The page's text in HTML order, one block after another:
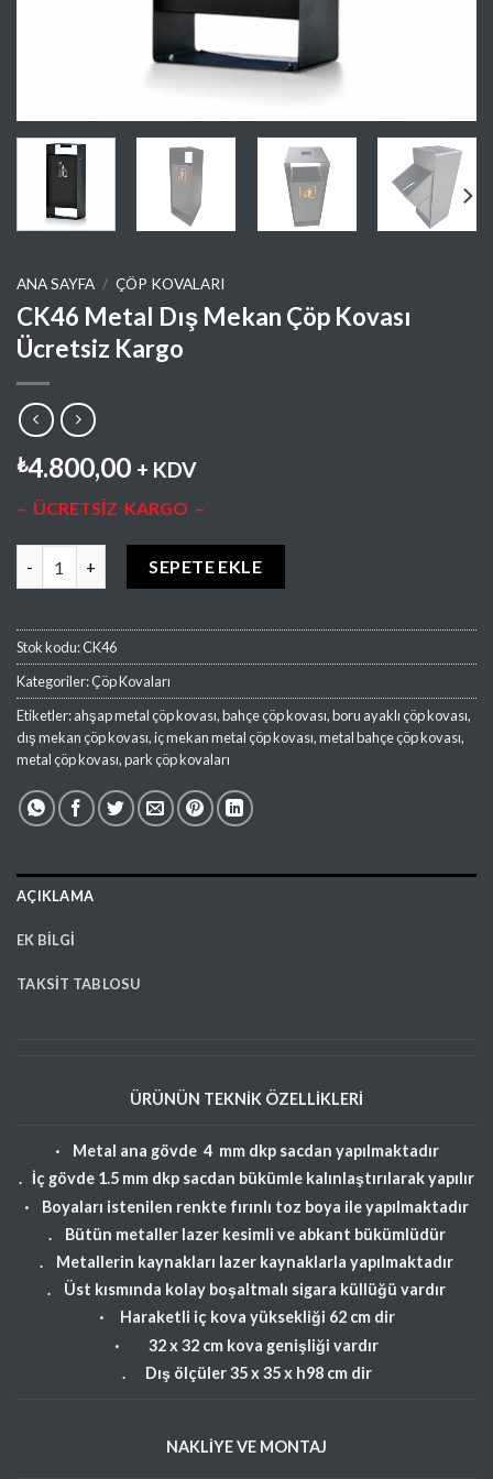
ANA SAYFA / ÇÖP KOVALARI
CK46 Metal Dış Mekan Çöp Kovası
Ücretsiz Kargo
₺4.800,00 + KDV
– ÜCRETSİZ KARGO –
SEPETE EKLE
Stok kodu:CK46
Kategoriler:Çöp Kovaları
Etiketler:ahşap metal çöp kovası,bahçe çöp kovası,boru ayaklı çöp kovası,
dış mekan çöp kovası,iç mekan metal çöp kovası,metal bahçe çöp kovası,
metal çöp kovası,park çöp kovaları
AÇIKLAMA
EK BILGI
TAKSIT TABLOSU
ÜRÜNÜN TEKNİK ÖZELLİKLERİ
·
Metal ana gövde 4 mm dkp sacdan yapılmaktadır
. İç gövde 1.5 mm dkp sacdan bükümle kalınlaştırılarak yapılır
·
Boyaları istenilen renkte fırınlı toz boya ile yapılmaktadır
. Bütün metaller lazer kesimli ve abkant bükümlüdür
. Metallerin kaynakları lazer kaynaklarla yapılmaktadır
. Üst kısmında kolay boşaltmalı sigara küllüğü vardır
· Haraketli iç kova yüksekliği 62 cm dir
· 32 x 32 cm kova genişliği vardır
. Dış ölçüler 35 x 35 x h98 cm dir
NAKLİYE VE MONTAJ